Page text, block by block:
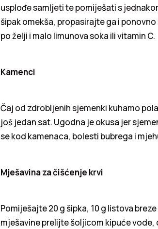
usplođe samljeti te pomiješati s
šipak omekša, propasirajte ga i
po želji i malo limunova soka ili vitamin C.
Kamenci
Čaj od zdrobljenih sjemenki kuhamo
još jedan sat. Ugodna je okusa jer
se kod kamenaca, bolesti bubrega i
Mješavina za čišćenje krvi
Pomiješajte 20 g šipka, 10 g listova
mješavine prelijte šoljicom kipuće